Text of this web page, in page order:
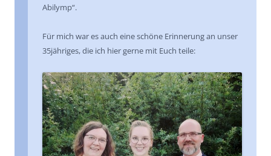
Abilymp“.
Für mich war es auch eine schöne Erinnerung an unser
35jähriges, die ich hier gerne mit Euch teile: